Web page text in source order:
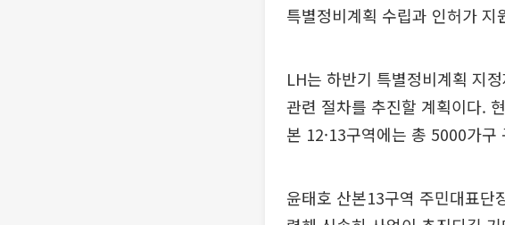
특별정비계획 수립과 인허가
LH는 하반기 특별정비계획 지
관련 절차를 추진할 계획이다.
본 12·13구역에는 총 5000가
윤태호 산본13구역 주민대표단